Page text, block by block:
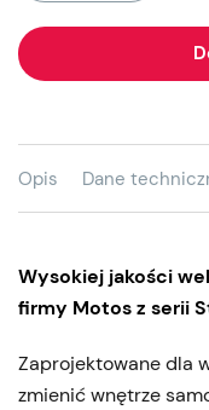
Opis Dane
Wysokiej jakości
firmy Motos z serii
Zaprojektowane dla
zmienić wnętrze